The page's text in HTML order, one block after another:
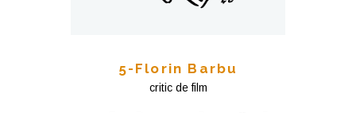
5-Florin Barbu
critic de film